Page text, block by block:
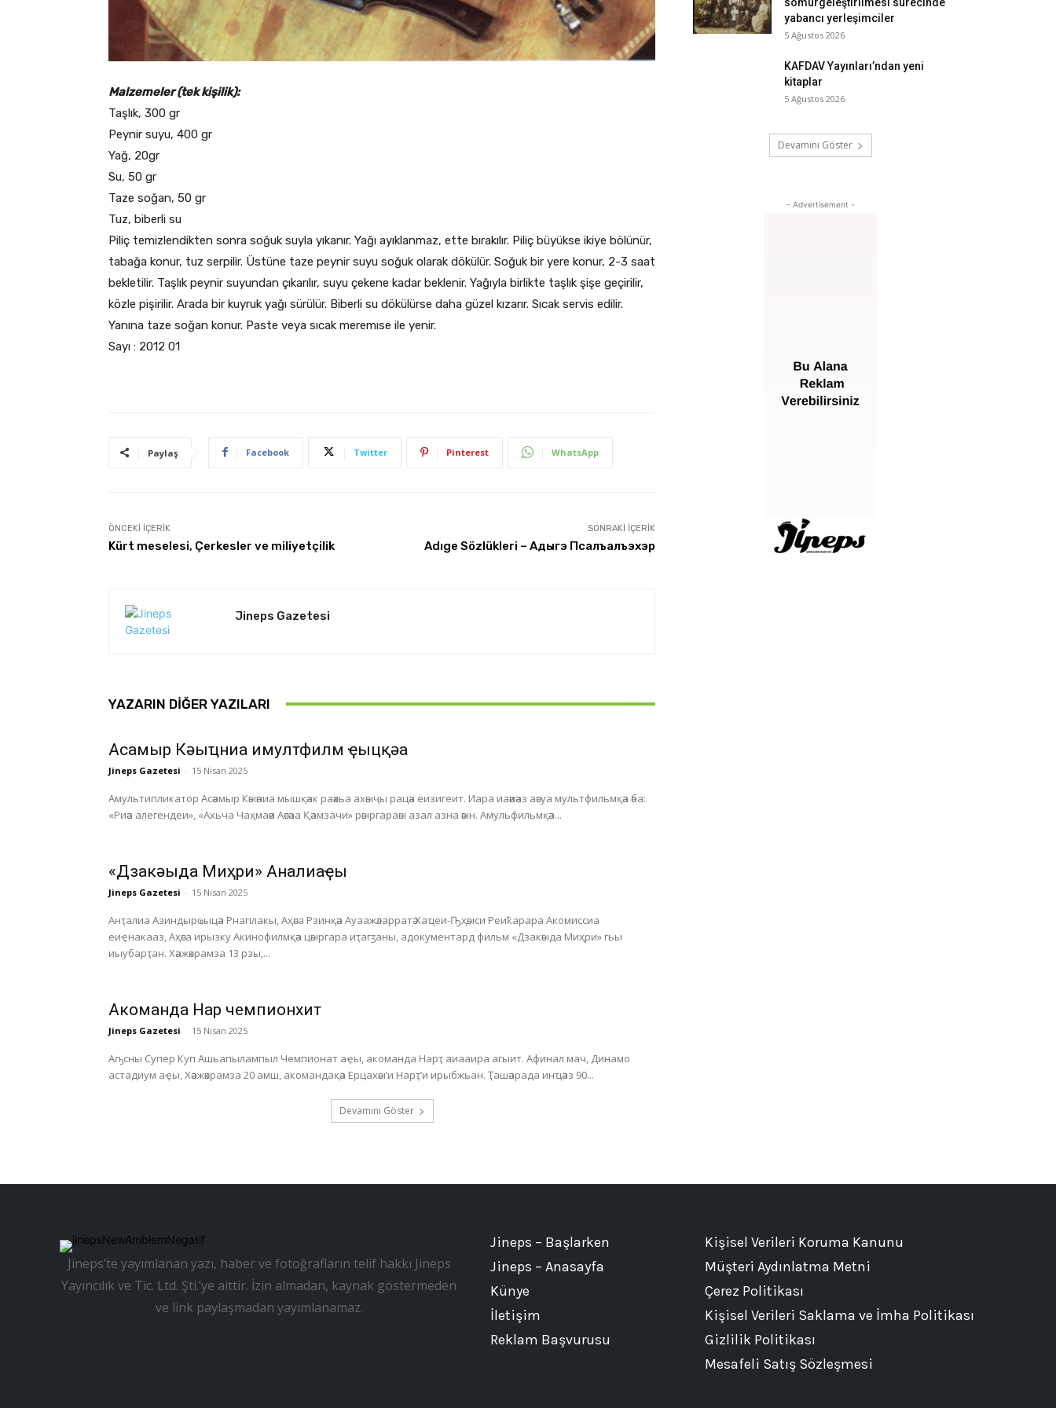
Malzemeler (tek kişilik):
Taşlık, 300 gr
Peynir suyu, 400 gr
Yağ, 20gr
Su, 50 gr
Taze soğan, 50 gr
Tuz, biberli su
Piliç temizlendikten sonra soğuk suyla yı­kanır. Yağı ayıklanmaz, ette bırakılır. Piliç büyükse ikiye bölünür,
tabağa konur, tuz serpilir. Üstüne taze peynir suyu soğuk olarak dökülür. Soğuk bir yere konur, 2-3 saat
bekletilir. Taşlık peynir suyundan çıkarılır, suyu çekene kadar beklenir. Yağıyla birlikte taşlık şişe geçirilir,
közle pişirilir. Arada bir kuyruk yağı sürülür. Biberli su dökülürse daha güzel kızarır. Sıcak servis edilir.
Yanına taze soğan konur. Paste veya sıcak meremıse ile yenir.
Sayı : 2012 01
Paylaş Facebook Twitter Pinterest WhatsApp
ÖNCEKI İÇERIK
Kürt meselesi, Çerkesler ve miliyetçilik
SONRAKI İÇERIK
Adıge Sözlükleri – Адыгэ Псалъалъэхэр
Jineps Gazetesi
YAZARIN DIĞER YAZILARI
Асҭамыр Кәыҵниа имултфилм ҿыцқәа
Jineps Gazetesi - 15 Nisan 2025
Амультипликатор Асәамыр Кәыәниа мышқәак раәхьа ахәыҷы рацәа еизигеит. Иара иаәиәаз аәсуа мультфильмқәа әба:
«Риәа алегендеи», «Ахьча Чаҳмаәи Аәсәаа Қәамзачи» рәыргараәы азал азна әәын. Амульфильмқәа...
«Дзакәыда Миҳри» Анҭалиаҿы
Jineps Gazetesi - 15 Nisan 2025
Анҭалиа Азиндырҩыцәа Рнаплакы, Аҳәса Рзинқәа Ауаажәларратә Хаҵеи-Ҧҳәыси Реиҟарара Акомиссиа
еиҿнакааз, Аҳәса ирызку Акинофилмқәа цәыргара иҭагӡаны, адокументард фильм «Дзакәыда Миҳри» гьы
иыубарҭан. Хәажәкрамза 13 рзы,...
Акоманда Нарҭ чемпионхит
Jineps Gazetesi - 15 Nisan 2025
Аҧсны Супер Куп Ашьапылампыл Чемпионат аҿы, акоманда Нарҭ аиааира агыит. Афинал мач, Динамо
астадиум аҿы, Хәажәкрамза 20 амш, акомандақәа Ерцахәы’и Нарҭ’и ирыбжьан. Ҭашәарада инҵәаз 90...
Devamını Göster
yabancı yerleşimciler
5 Ağustos 2026
KAFDAV Yayınları’ndan yeni
kitaplar
5 Ağustos 2026
Devamını Göster
- Advertisement -
Jineps’te yayımlanan yazı, haber ve fotoğrafların telif hakkı Jineps
Yayıncılık ve Tic. Ltd. Şti.’ye aittir. İzin almadan, kaynak göstermeden
ve link paylaşmadan yayımlanamaz.
Jineps – Başlarken
Jineps – Anasayfa
Künye
İletişim
Reklam Başvurusu
Kişisel Verileri Koruma Kanunu
Müşteri Aydınlatma Metni
Çerez Politikası
Kişisel Verileri Saklama ve İmha Politikası
Gizlilik Politikası
Mesafeli Satış Sözleşmesi